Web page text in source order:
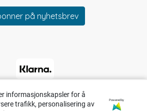
på nyhetsbrev
informasjonskapsler for å
trafikk, personalisering av
Powered by